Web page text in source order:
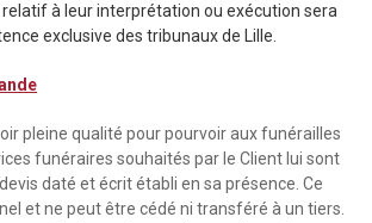
à leur interprétation ou exécution sera
exclusive des tribunaux de Lille.
pleine qualité pour pourvoir aux funérailles
funéraires souhaités par le Client lui sont
daté et écrit établi en sa présence. Ce
et ne peut être cédé ni transféré à un tiers.